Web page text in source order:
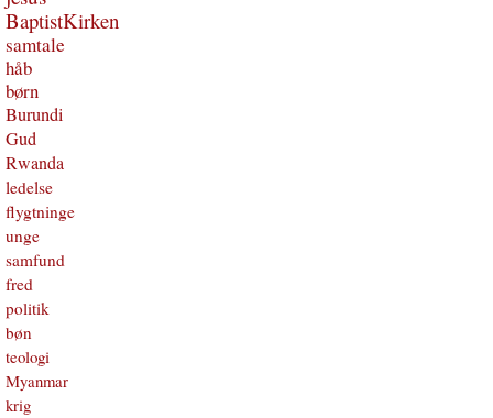
BaptistKirken
samtale
håb
børn
Burundi
Gud
Rwanda
ledelse
flygtninge
unge
samfund
fred
politik
bøn
teologi
Myanmar
krig